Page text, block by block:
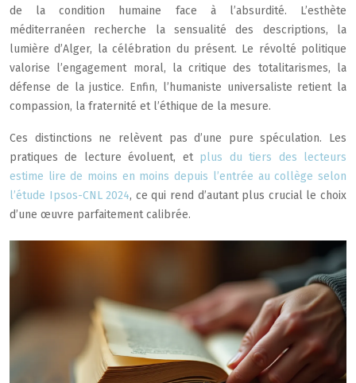
de la condition humaine face à l’absurdité. L’esthète
méditerranéen recherche la sensualité des descriptions, la
lumière d’Alger, la célébration du présent. Le révolté politique
valorise l’engagement moral, la critique des totalitarismes, la
défense de la justice. Enfin, l’humaniste universaliste retient la
compassion, la fraternité et l’éthique de la mesure.
Ces distinctions ne relèvent pas d’une pure spéculation. Les
pratiques de lecture évoluent, et plus du tiers des lecteurs
estime lire de moins en moins depuis l’entrée au collège selon
l’étude Ipsos-CNL 2024, ce qui rend d’autant plus crucial le choix
d’une œuvre parfaitement calibrée.